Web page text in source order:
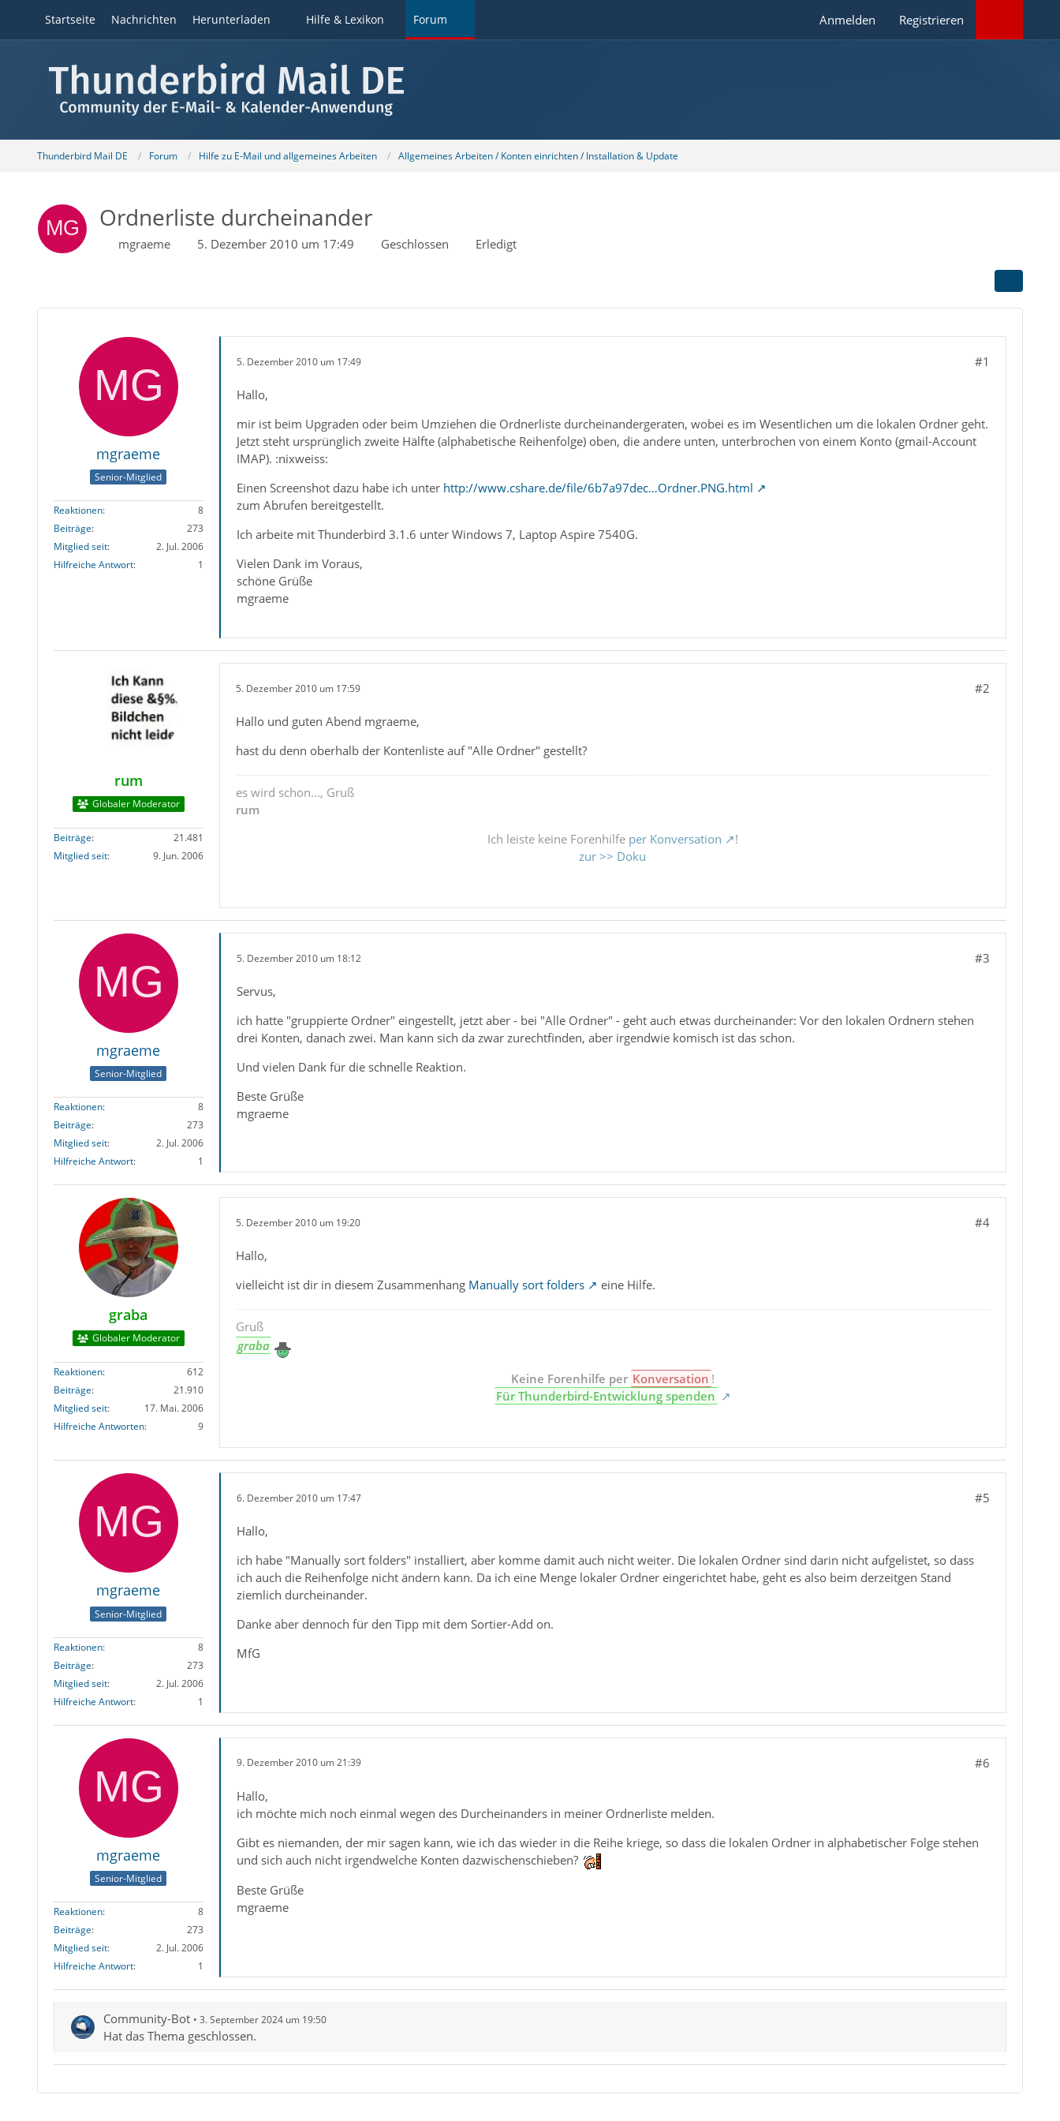
Startseite Nachrichten Herunterladen Hilfe & Lexikon Forum Anmelden Registrieren
Thunderbird Mail DE Forum Hilfe zu E-Mail und allgemeines Arbeiten Allgemeines Arbeiten / Konten einrichten / Installation & Update
Ordnerliste durcheinander
mgraeme 5. Dezember 2010 um 17:49 Geschlossen Erledigt
mgraeme
Senior-Mitglied
Reaktionen
8
Beiträge
273
Mitglied seit
2. Jul. 2006
Hilfreiche Antwort
1
5. Dezember 2010 um 17:49 #1
Hallo,
mir ist beim Upgraden oder beim Umziehen die Ordnerliste durcheinandergeraten, wobei es im Wesentlichen um die lokalen Ordner geht.
Jetzt steht ursprünglich zweite Hälfte (alphabetische Reihenfolge) oben, die andere unten, unterbrochen von einem Konto (gmail-Account
IMAP). :nixweiss:
Einen Screenshot dazu habe ich unter http://www.cshare.de/file/6b7a97dec…Ordner.PNG.html
zum Abrufen bereitgestellt.
Ich arbeite mit Thunderbird 3.1.6 unter Windows 7, Laptop Aspire 7540G.
Vielen Dank im Voraus,
schöne Grüße
mgraeme
rum
Globaler Moderator
Beiträge
21.481
Mitglied seit
9. Jun. 2006
5. Dezember 2010 um 17:59 #2
Hallo und guten Abend mgraeme,
hast du denn oberhalb der Kontenliste auf "Alle Ordner" gestellt?
es wird schon..., Gruß
rum
Ich leiste keine Forenhilfe per Konversation
!
zur >> Doku
mgraeme
Senior-Mitglied
Reaktionen
8
Beiträge
273
Mitglied seit
2. Jul. 2006
Hilfreiche Antwort
1
5. Dezember 2010 um 18:12 #3
Servus,
ich hatte "gruppierte Ordner" eingestellt, jetzt aber - bei "Alle Ordner" - geht auch etwas durcheinander: Vor den lokalen Ordnern stehen
drei Konten, danach zwei. Man kann sich da zwar zurechtfinden, aber irgendwie komisch ist das schon.
Und vielen Dank für die schnelle Reaktion.
Beste Grüße
mgraeme
graba
Globaler Moderator
Reaktionen
612
Beiträge
21.910
Mitglied seit
17. Mai. 2006
Hilfreiche Antworten
9
5. Dezember 2010 um 19:20 #4
Hallo,
vielleicht ist dir in diesem Zusammenhang Manually sort folders eine Hilfe.
Gruß
graba
Keine Forenhilfe per Konversation !
Für Thunderbird-Entwicklung spenden
mgraeme
Senior-Mitglied
Reaktionen
8
Beiträge
273
Mitglied seit
2. Jul. 2006
Hilfreiche Antwort
1
6. Dezember 2010 um 17:47 #5
Hallo,
ich habe "Manually sort folders" installiert, aber komme damit auch nicht weiter. Die lokalen Ordner sind darin nicht aufgelistet, so dass
ich auch die Reihenfolge nicht ändern kann. Da ich eine Menge lokaler Ordner eingerichtet habe, geht es also beim derzeitgen Stand
ziemlich durcheinander.
Danke aber dennoch für den Tipp mit dem Sortier-Add on.
MfG
mgraeme
Senior-Mitglied
Reaktionen
8
Beiträge
273
Mitglied seit
2. Jul. 2006
Hilfreiche Antwort
1
9. Dezember 2010 um 21:39 #6
Hallo,
ich möchte mich noch einmal wegen des Durcheinanders in meiner Ordnerliste melden.
Gibt es niemanden, der mir sagen kann, wie ich das wieder in die Reihe kriege, so dass die lokalen Ordner in alphabetischer Folge stehen
und sich auch nicht irgendwelche Konten dazwischenschieben?
Beste Grüße
mgraeme
Community-Bot 3. September 2024 um 19:50
Hat das Thema geschlossen.